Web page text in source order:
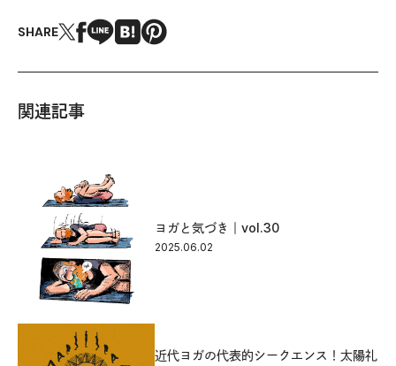
SHARE
関連記事
ヨガと気づき｜vol.30
2025.06.02
近代ヨガの代表的シークエンス！太陽礼